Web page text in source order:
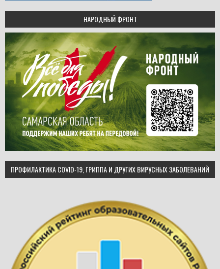
НАРОДНЫЙ ФРОНТ
ПРОФИЛАКТИКА COVID-19, ГРИППА И ДРУГИХ ВИРУСНЫХ ЗАБОЛЕВАНИЙ